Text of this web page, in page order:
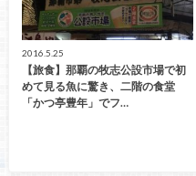
2016.5.25
【旅食】那覇の牧志公設市場で初
めて見る魚に驚き、二階の食堂
「かつ亭豊年」でフ…